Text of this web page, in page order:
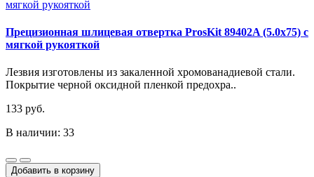
Прецизионная шлицевая отвертка ProsKit 89402A (5.0х75) с
мягкой рукояткой
Лезвия изготовлены из закаленной хромованадиевой стали.
Покрытие черной оксидной пленкой предохра..
133 руб.
В наличии: 33
Добавить в корзину